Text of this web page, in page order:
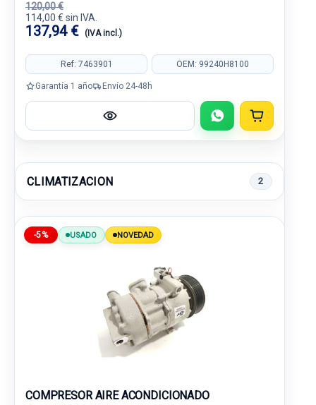
120,00 €
114,00 € sin IVA.
137,94 € (IVA incl.)
Ref: 7463901 OEM: 99240H8100
Garantía 1 año Envío 24-48h
CLIMATIZACION 2
-5% USADO NOVEDAD
COMPRESOR AIRE ACONDICIONADO